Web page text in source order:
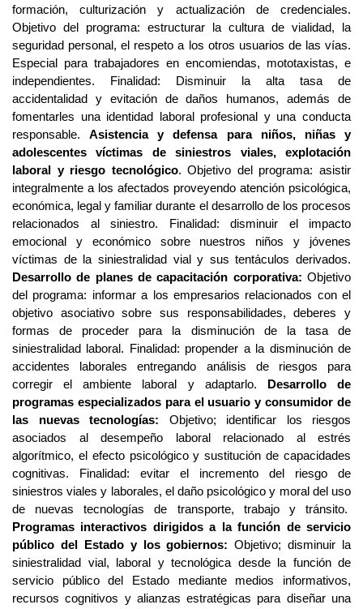
formación, culturización y actualización de credenciales.
Objetivo del programa: estructurar la cultura de vialidad, la
seguridad personal, el respeto a los otros usuarios de las vías.
Especial para trabajadores en encomiendas, mototaxistas, e
independientes. Finalidad: Disminuir la alta tasa de
accidentalidad y evitación de daños humanos, además de
fomentarles una identidad laboral profesional y una conducta
responsable. Asistencia y defensa para niños, niñas y
adolescentes víctimas de siniestros viales, explotación
laboral y riesgo tecnológico. Objetivo del programa: asistir
integralmente a los afectados proveyendo atención psicológica,
económica, legal y familiar durante el desarrollo de los procesos
relacionados al siniestro. Finalidad: disminuir el impacto
emocional y económico sobre nuestros niños y jóvenes
Desarrollo de planes de capacitación corporativa: Objetivo
del programa: informar a los empresarios relacionados con el
objetivo asociativo sobre sus responsabilidades, deberes y
formas de proceder para la disminución de la tasa de
siniestralidad laboral. Finalidad: propender a la disminución de
accidentes laborales entregando análisis de riesgos para
corregir el ambiente laboral y adaptarlo.
Desarrollo de
programas especializados para el usuario y consumidor de
las nuevas tecnologías: Objetivo; identificar los riesgos
asociados al desempeño laboral relacionado al estrés
algorítmico, el efecto psicológico y sustitución de capacidades
cognitivas. Finalidad: evitar el incremento del riesgo de
siniestros viales y laborales, el daño psicológico y moral del uso
Programas interactivos dirigidos a la función de servicio
público del Estado y los gobiernos: Objetivo; disminuir la
siniestralidad vial, laboral y tecnológica desde la función de
servicio público del Estado mediante medios informativos,
recursos cognitivos y alianzas estratégicas para diseñar una